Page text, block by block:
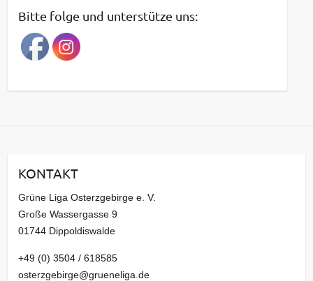
r
a
g
a
v
Bitte folge und unterstütze uns:
KONTAKT
Grüne Liga Osterzgebirge e. V.
Große Wassergasse 9
01744 Dippoldiswalde
+49 (0) 3504 / 618585
osterzgebirge@grueneliga.de